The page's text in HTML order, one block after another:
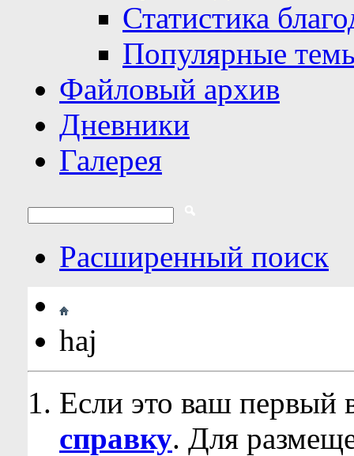
Статистика
Популярные
Файловый архив
Дневники
Галерея
Расширенный поиск
haj
Если это ваш первый
справку. Для